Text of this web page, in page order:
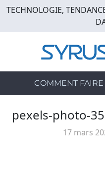
Skip
main
TECHNOLOGIE,
COMMENT FAIRE
pexels-photo-
17 mars